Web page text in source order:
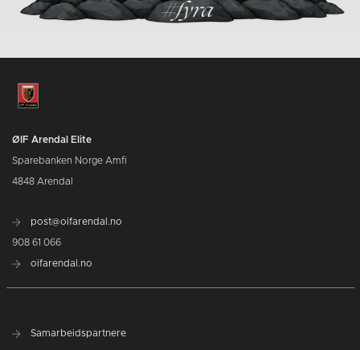
ØIF Arendal Elite
Sparebanken Norge Amfi
4848 Arendal
post@oifarendal.no
908 61 066
oifarendal.no
Samarbeidspartnere